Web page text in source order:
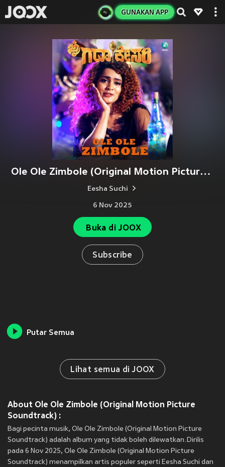
GUNAKAN APP
Ole Ole Zimbole (Original Motion Picture Soundtrack)
Eesha Suchi
6 Nov 2025
Buka di JOOX
Subscribe
Putar Semua
Lihat semua di JOOX
About Ole Ole Zimbole (Original Motion Picture
Soundtrack) :
Bagi pecinta musik, Ole Ole Zimbole (Original Motion Picture
Soundtrack) adalah album yang tidak boleh dilewatkan.Dirilis
pada 6 Nov 2025, Ole Ole Zimbole (Original Motion Picture
Soundtrack) menampilkan artis populer seperti Eesha Suchi dan